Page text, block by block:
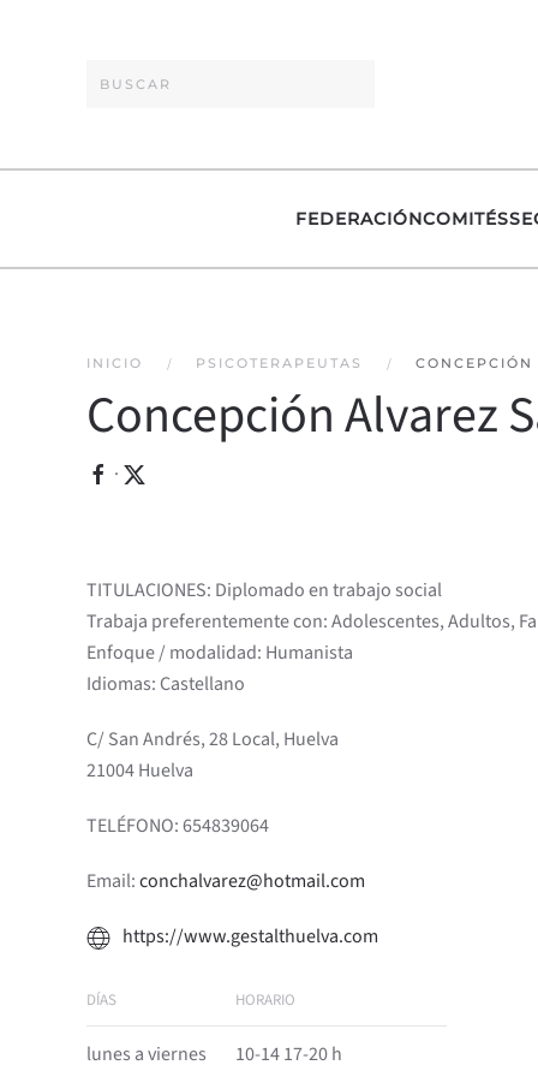
FEDERACIÓNCOMITÉS
INICIO PSICOTERAPEUTAS
Concepción Alvarez
·
TITULACIONES: Diplomado en trabajo social
Trabaja preferentemente con: Adolescentes, Adultos,
Enfoque / modalidad: Humanista
Idiomas: Castellano
C/ San Andrés, 28 Local, Huelva
21004 Huelva
TELÉFONO: 654839064
Email:conchalvarez@hotmail.com
https://www.gestalthuelva.com
DÍAS HORARIO
lunes a viernes 10-14 17-20 h